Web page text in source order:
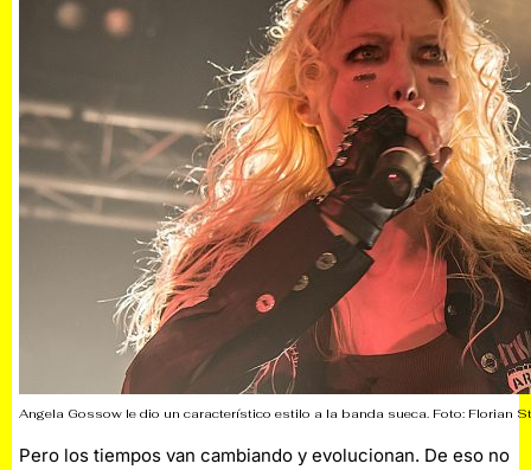
Angela Gossow le dio un característico estilo a la banda sueca. Foto: Florian
Pero los tiempos van cambiando y evolucionan. De eso no